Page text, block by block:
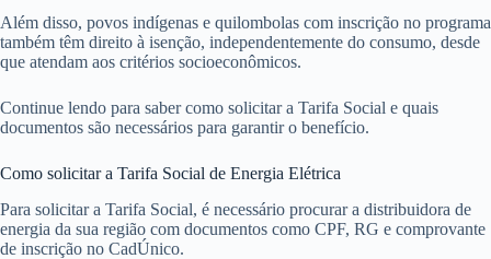
Além disso, povos indígenas e quilombolas com inscrição no programa
também têm direito à isenção, independentemente do consumo, desde
que atendam aos critérios socioeconômicos.
Continue lendo para saber como solicitar a Tarifa Social e quais
documentos são necessários para garantir o benefício.
Como solicitar a Tarifa Social de Energia Elétrica
Para solicitar a Tarifa Social, é necessário procurar a distribuidora de
energia da sua região com documentos como CPF, RG e comprovante
de inscrição no CadÚnico.